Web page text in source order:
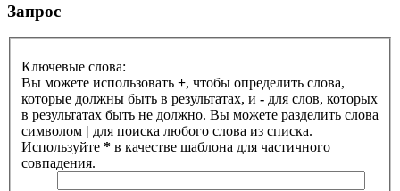
Запрос
Ключевые слова:
Вы можете использовать +, чтобы определить слова,
которые должны быть в результатах, и - для слов, которых
в результатах быть не должно. Вы можете разделить слова
символом | для поиска любого слова из списка.
Используйте * в качестве шаблона для частичного
совпадения.